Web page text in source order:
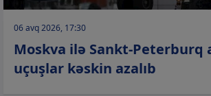
06 avq 2026, 17:30
Moskva ilə Sankt-Peterburq
uçuşlar kəskin azalıb